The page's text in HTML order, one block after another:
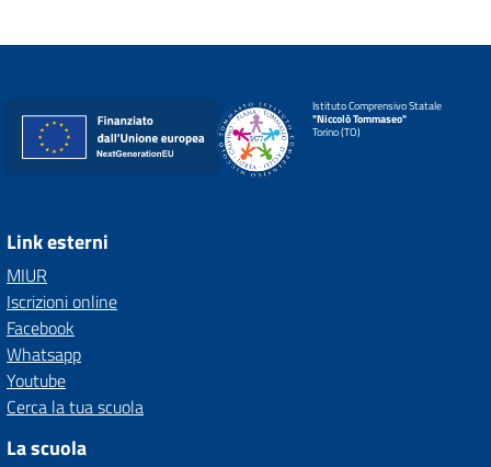
Istituto Comprensivo Statale
"Niccolò Tommaseo"
Torino (TO)
Link esterni
MIUR
Iscrizioni online
Facebook
Whatsapp
Youtube
Cerca la tua scuola
La scuola